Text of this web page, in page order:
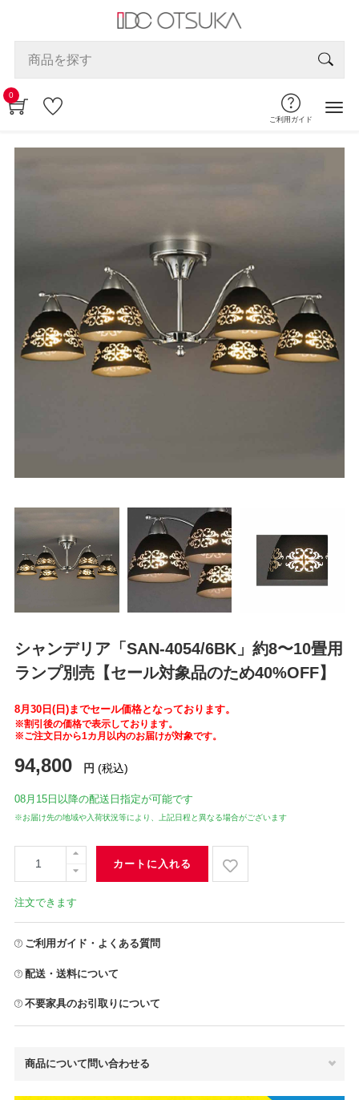
0
ご利用ガイド
シャンデリア「SAN-4054/6BK」約8〜10畳用
ランプ別売【セール対象品のため40%OFF】
8月30日(日)までセール価格となっております。
※割引後の価格で表示しております。
※ご注文日から1カ月以内のお届けが対象です。
94,800 円 (税込)
08月15日 以降の配送日指定が可能です
※お届け先の地域や入荷状況等により、上記日程と異なる場合がございます
カートに入れる
注文できます
ご利用ガイド・よくある質問
配送・送料について
不要家具のお引取りについて
商品について問い合わせる